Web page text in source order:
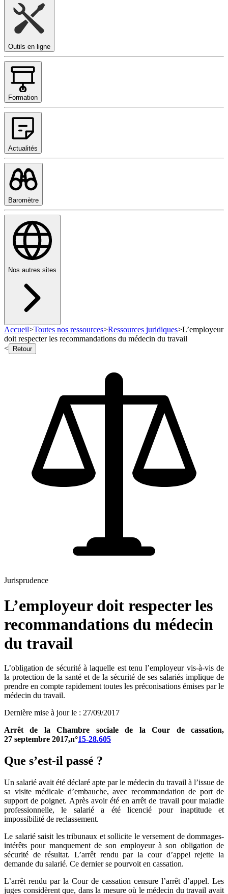
Outils en ligne
Formation
Actualités
Baromètre
Nos autres sites
Accueil>Toutes nos ressources>Ressources juridiques>L’employeur
doit respecter les recommandations du médecin du travail
<
Retour
Jurisprudence
L’employeur doit respecter les
recommandations du médecin
du travail
L’obligation de sécurité à laquelle est tenu l’employeur vis-à-vis de
la protection de la santé et de la sécurité de ses salariés implique de
prendre en compte rapidement toutes les préconisations émises par le
médecin du travail.
Dernière mise à jour le : 27/09/2017
Arrêt de la Chambre sociale de la Cour de cassation,
27 septembre 2017,n°15-28.605
Que s’est-il passé ?
Un salarié avait été déclaré apte par le médecin du travail à l’issue de
sa visite médicale d’embauche, avec recommandation de port de
support de poignet. Après avoir été en arrêt de travail pour maladie
professionnelle, le salarié a été licencié pour inaptitude et
impossibilité de reclassement.
Le salarié saisit les tribunaux et sollicite le versement de dommages-
intérêts pour manquement de son employeur à son obligation de
sécurité de résultat. L’arrêt rendu par la cour d’appel rejette la
demande du salarié. Ce dernier se pourvoit en cassation.
L’arrêt rendu par la Cour de cassation censure l’arrêt d’appel. Les
juges considèrent que, dans la mesure où le médecin du travail avait